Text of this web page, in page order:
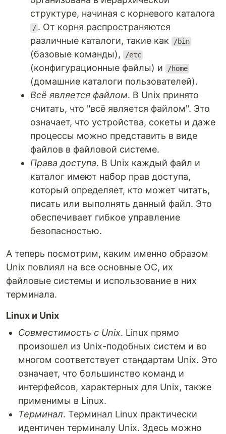
структуре, начиная с корневого каталога
/ . От корня распространяются
различные каталоги, такие как
/bin
(базовые команды), /etc
(конфигурационные файлы) и /home
(домашние каталоги пользователей).
Всё является файлом. В Unix принято
считать, что "всё является файлом". Это
означает, что устройства, сокеты и даже
процессы можно представить в виде
файлов в файловой системе.
Права доступа. В Unix каждый файл и
каталог имеют набор прав доступа,
который определяет, кто может читать,
писать или выполнять данный файл. Это
обеспечивает гибкое управление
безопасностью.
А теперь посмотрим, каким именно образом
Unix повлиял на все основные ОС, их
файловые системы и использование в них
терминала.
Linux и Unix
Совместимость с Unix. Linux прямо
произошел из Unix-подобных систем и во
многом соответствует стандартам Unix. Это
означает, что большинство команд и
интерфейсов, характерных для Unix, также
применимы в Linux.
Терминал. Терминал Linux практически
идентичен терминалу Unix. Здесь можно